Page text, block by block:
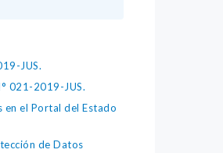
JUS.
021-2019-JUS.
el Portal del Estado
de Datos